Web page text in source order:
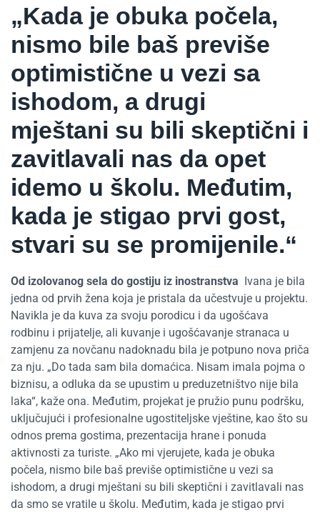
„Kada je obuka počela,
nismo bile baš previše
optimistične u vezi sa
ishodom, a drugi
mještani su bili skeptični i
zavitlavali nas da opet
idemo u školu. Međutim,
kada je stigao prvi gost,
stvari su se promijenile.“
Od izolovanog sela do gostiju iz inostranstva Ivana je bila
jedna od prvih žena koja je pristala da učestvuje u projektu.
Navikla je da kuva za svoju porodicu i da ugošćava
rodbinu i prijatelje, ali kuvanje i ugošćavanje stranaca u
zamjenu za novčanu nadoknadu bila je potpuno nova priča
za nju. „Do tada sam bila domaćica. Nisam imala pojma o
biznisu, a odluka da se upustim u preduzetništvo nije bila
laka“, kaže ona. Međutim, projekat je pružio punu podršku,
uključujući i profesionalne ugostiteljske vještine, kao što su
odnos prema gostima, prezentacija hrane i ponuda
aktivnosti za turiste. „Ako mi vjerujete, kada je obuka
počela, nismo bile baš previše optimistične u vezi sa
ishodom, a drugi mještani su bili skeptični i zavitlavali nas
da smo se vratile u školu. Međutim, kada je stigao prvi